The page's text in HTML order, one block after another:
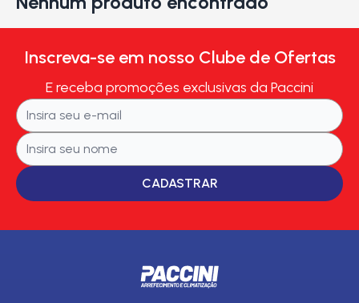
Inscreva-se em nosso Clube de Ofertas
E receba promoções exclusivas da Paccini
CADASTRAR